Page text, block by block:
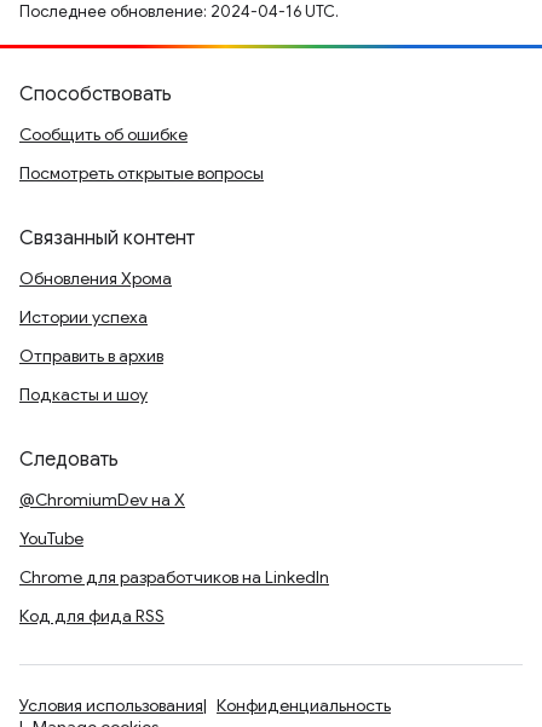
Последнее обновление: 2024-04-16 UTC.
Способствовать
Сообщить об ошибке
Посмотреть открытые вопросы
Связанный контент
Обновления Хрома
Истории успеха
Отправить в архив
Подкасты и шоу
Следовать
@ChromiumDev на X
YouTube
Chrome для разработчиков на LinkedIn
Код для фида RSS
Условия использования
Конфиденциальность